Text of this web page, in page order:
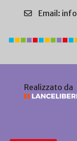
Email:
Realizzato da